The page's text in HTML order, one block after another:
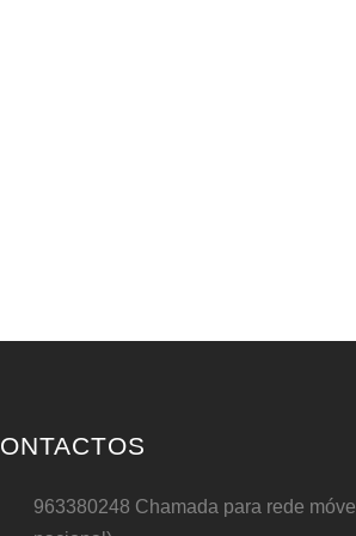
963380248 Chamada para rede móvel